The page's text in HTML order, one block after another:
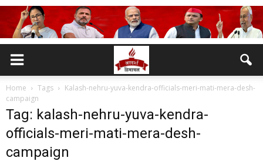
Home Tags
Kalash-nehru-yuva-kendra-officials-meri-mati-mera-desh-
campaign
Tag: kalash-nehru-yuva-kendra-
officials-meri-mati-mera-desh-
campaign